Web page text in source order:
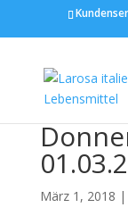
März 1, 2018 |